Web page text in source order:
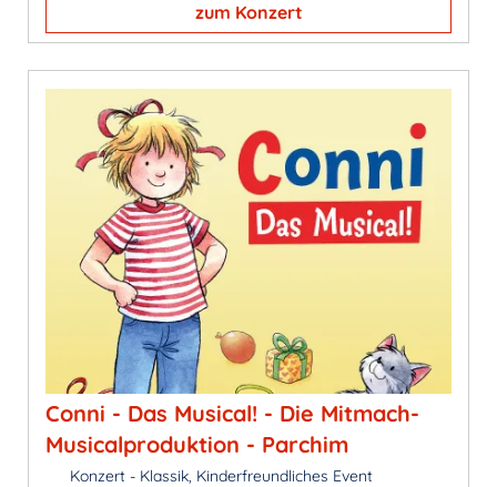
zum Konzert
Conni - Das Musical! - Die Mitmach-
Musicalproduktion - Parchim
Konzert - Klassik, Kinderfreundliches Event